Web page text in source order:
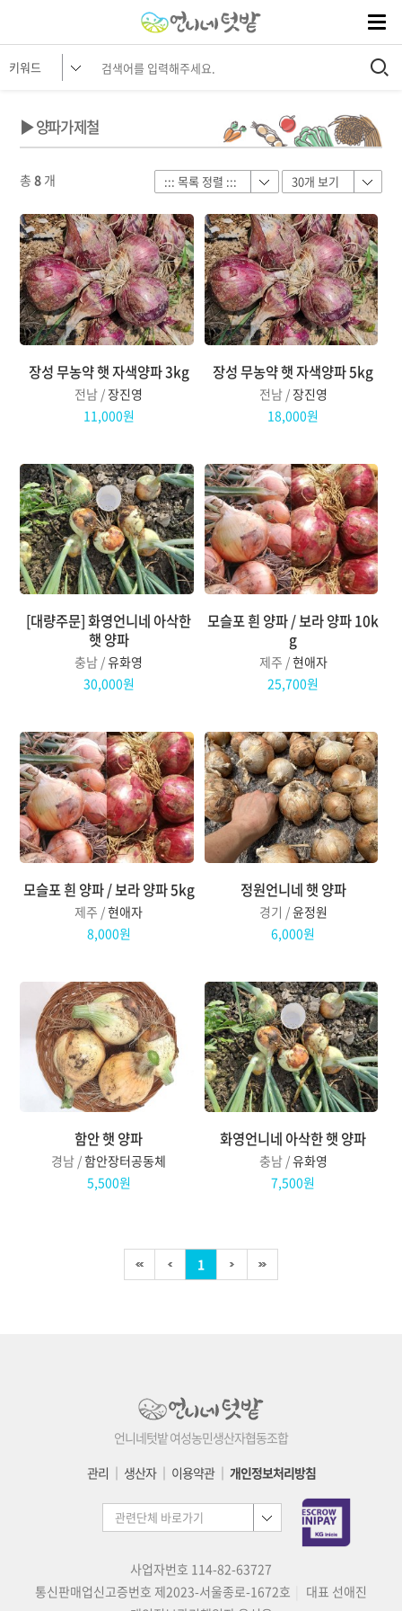
▶ 양파가 제철
총8 개
장성 무농약 햇 자색양파 3kg
전남 /장진영
11,000원
장성 무농약 햇 자색양파 5kg
전남 /장진영
18,000원
[대량주문] 화영언니네 아삭한
햇 양파
충남 /유화영
30,000원
모슬포 흰 양파 / 보라 양파 10k
g
제주 /현애자
25,700원
모슬포 흰 양파 / 보라 양파 5kg
제주 /현애자
8,000원
정원언니네 햇 양파
경기 /윤정원
6,000원
함안 햇 양파
경남 /함안장터공동체
5,500원
화영언니네 아삭한 햇 양파
충남 /유화영
7,500원
1
언니네텃밭 여성농민생산자협동조합
관리 │ 생산자│ 이용약관│ 개인정보처리방침
사업자번호 114-82-63727
통신판매업신고증번호 제2023-서울종로-1672호
대표 선애진